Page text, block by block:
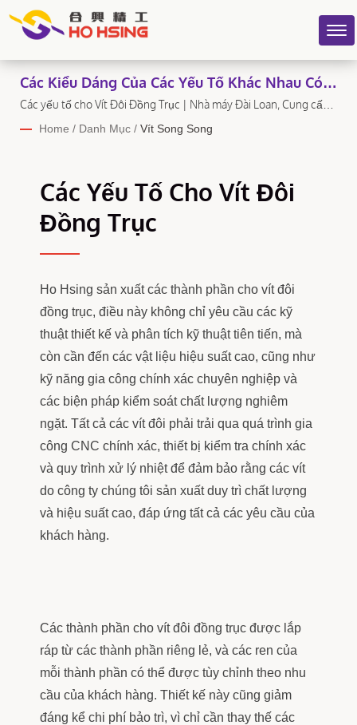
Các Kiểu Dáng Của Các Yếu Tố Khác Nhau Có
Thể Được Tham Khảo.
Các yếu tố cho Vít Đôi Đồng Trục | Nhà máy Đài Loan, Cung cấp
Home / Danh Mục / Vít Song Song
Các Yếu Tố Cho Vít Đôi
Đồng Trục
Ho Hsing sản xuất các thành phần cho vít đôi
đồng trục, điều này không chỉ yêu cầu các kỹ
thuật thiết kế và phân tích kỹ thuật tiên tiến, mà
còn cần đến các vật liệu hiệu suất cao, cũng như
kỹ năng gia công chính xác chuyên nghiệp và
các biện pháp kiểm soát chất lượng nghiêm
ngặt. Tất cả các vít đôi phải trải qua quá trình gia
công CNC chính xác, thiết bị kiểm tra chính xác
và quy trình xử lý nhiệt để đảm bảo rằng các vít
do công ty chúng tôi sản xuất duy trì chất lượng
và hiệu suất cao, đáp ứng tất cả các yêu cầu của
khách hàng.
Các thành phần cho vít đôi đồng trục được lắp
ráp từ các thành phần riêng lẻ, và các ren của
mỗi thành phần có thể được tùy chỉnh theo nhu
cầu của khách hàng. Thiết kế này cũng giảm
đáng kể chi phí bảo trì, vì chỉ cần thay thế các